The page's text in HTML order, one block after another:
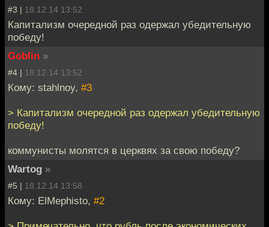
#3 | 18.12.14 13:52
Капитализм очередной раз одержал убедительную
победу!
Goblin »
#4 | 18.12.14 13:52
Кому: stahlnoy, #3
> Капитализм очередной раз одержал убедительную
победу!
коммунисты молятся в церквях за свою победу?
Wartog »
#5 | 18.12.14 13:58
Кому: ElMephisto, #2